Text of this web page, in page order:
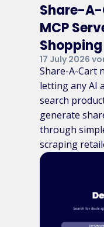
Share-A-
MCP
17 July 2026
Share-A-Cart
letting any AI
search
generate
through
scraping